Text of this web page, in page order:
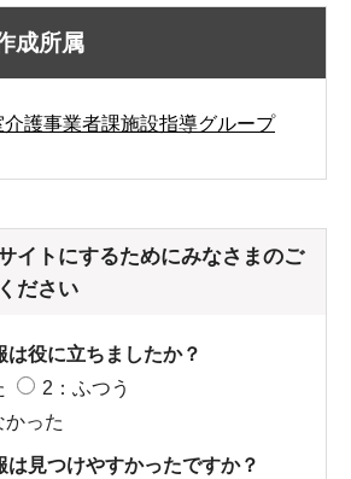
成所属
護事業者課施設指導グループ
イトにするためにみなさまのご
ださい
は役に立ちましたか？
2：ふつう
かった
は見つけやすかったですか？